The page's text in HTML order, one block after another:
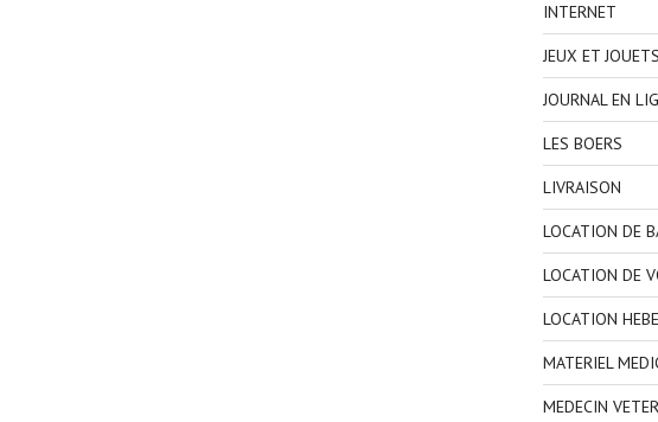
INTERNET
JEUX ET JOUETS
JOURNAL EN
LES BOERS
LIVRAISON
LOCATION DE
LOCATION DE
LOCATION
MATERIEL
MEDECIN